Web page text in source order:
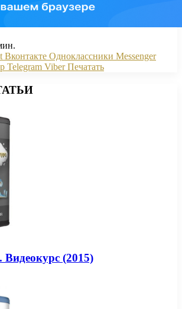
Вконтакте Одноклассники Messenger
Telegram Viber Печатать
Видеокурс (2015)